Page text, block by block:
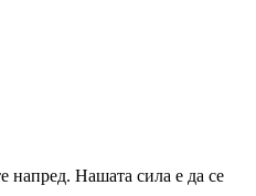
напред. Нашата сила е да се